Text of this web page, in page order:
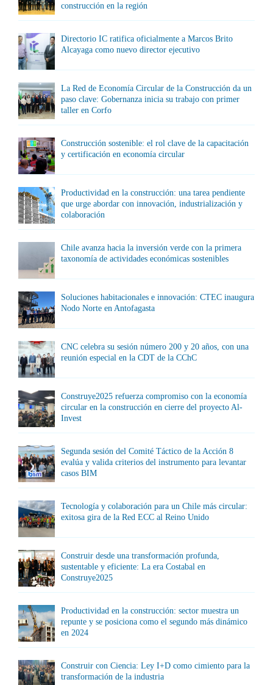
construcción en la región
Directorio IC ratifica oficialmente a Marcos Brito
Alcayaga como nuevo director ejecutivo
La Red de Economía Circular de la Construcción da un
paso clave: Gobernanza inicia su trabajo con primer
taller en Corfo
Construcción sostenible: el rol clave de la capacitación
y certificación en economía circular
Productividad en la construcción: una tarea pendiente
que urge abordar con innovación, industrialización y
colaboración
Chile avanza hacia la inversión verde con la primera
taxonomía de actividades económicas sostenibles
Soluciones habitacionales e innovación: CTEC inaugura
Nodo Norte en Antofagasta
CNC celebra su sesión número 200 y 20 años, con una
reunión especial en la CDT de la CChC
Construye2025 refuerza compromiso con la economía
circular en la construcción en cierre del proyecto Al-
Invest
Segunda sesión del Comité Táctico de la Acción 8
evalúa y valida criterios del instrumento para levantar
casos BIM
Tecnología y colaboración para un Chile más circular:
exitosa gira de la Red ECC al Reino Unido
Construir desde una transformación profunda,
sustentable y eficiente: La era Costabal en
Construye2025
Productividad en la construcción: sector muestra un
repunte y se posiciona como el segundo más dinámico
en 2024
Construir con Ciencia: Ley I+D como cimiento para la
transformación de la industria